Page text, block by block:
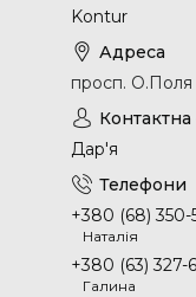
Kontur
просп. О.Поля
Дар'я
+380 (68) 350-
Наталія
+380 (63) 327-
Галина